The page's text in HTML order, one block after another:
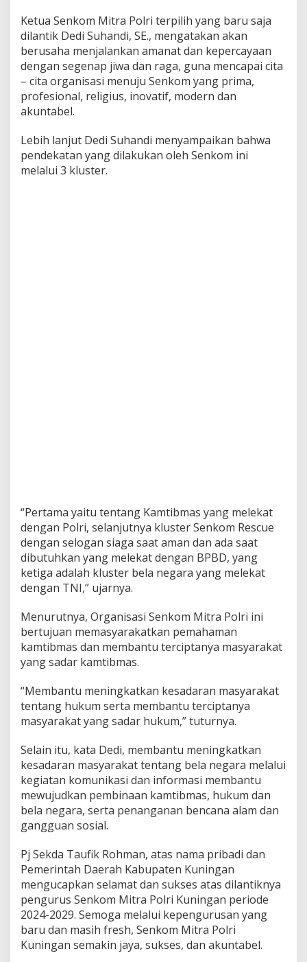
Ketua Senkom Mitra Polri terpilih yang baru saja
dilantik Dedi Suhandi, SE., mengatakan akan
berusaha menjalankan amanat dan kepercayaan
dengan segenap jiwa dan raga, guna mencapai cita
– cita organisasi menuju Senkom yang prima,
profesional, religius, inovatif, modern dan
akuntabel.
Lebih lanjut Dedi Suhandi menyampaikan bahwa
pendekatan yang dilakukan oleh Senkom ini
melalui 3 kluster.
“Pertama yaitu tentang Kamtibmas yang melekat
dengan Polri, selanjutnya kluster Senkom Rescue
dengan selogan siaga saat aman dan ada saat
dibutuhkan yang melekat dengan BPBD, yang
ketiga adalah kluster bela negara yang melekat
dengan TNI,” ujarnya.
Menurutnya, Organisasi Senkom Mitra Polri ini
bertujuan memasyarakatkan pemahaman
kamtibmas dan membantu terciptanya masyarakat
yang sadar kamtibmas.
“Membantu meningkatkan kesadaran masyarakat
tentang hukum serta membantu terciptanya
masyarakat yang sadar hukum,” tuturnya.
Selain itu, kata Dedi, membantu meningkatkan
kesadaran masyarakat tentang bela negara melalui
kegiatan komunikasi dan informasi membantu
mewujudkan pembinaan kamtibmas, hukum dan
bela negara, serta penanganan bencana alam dan
gangguan sosial.
Pj Sekda Taufik Rohman, atas nama pribadi dan
Pemerintah Daerah Kabupaten Kuningan
mengucapkan selamat dan sukses atas dilantiknya
pengurus Senkom Mitra Polri Kuningan periode
2024-2029. Semoga melalui kepengurusan yang
baru dan masih fresh, Senkom Mitra Polri
Kuningan semakin jaya, sukses, dan akuntabel.